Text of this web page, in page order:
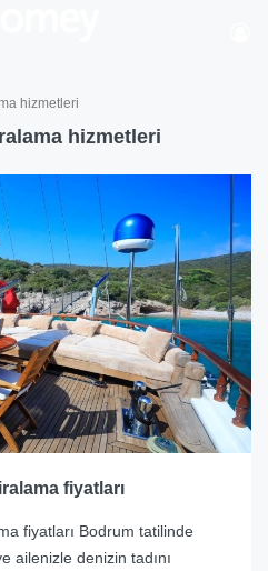
hizmetleri
hizmetleri
fiyatları
fiyatları Bodrum tatilinde
ailenizle denizin tadını